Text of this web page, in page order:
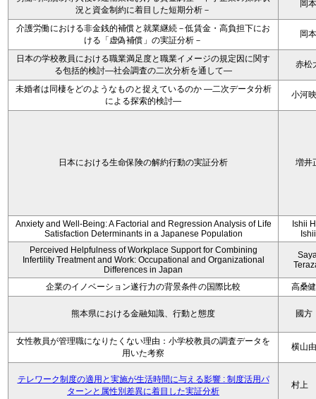
況と資金制約に着目した短期分析－
岡
介護労働における非金銭的補償と就業継続－低賃金・高負担下にお
ける「虚偽補償」の実証分析－
岡
日本の学校教員における職業満足度と職業イメージの規定因に関す
る包括的検討―社会調査の二次分析を通して―
赤松
未婚者は同棲をどのようなものと捉えているのか —二次データ分析
による探索的検討—
小河
日本における生命保険の解約行動の実証分析 増井
Anxiety and Well-Being: A Factorial and Regression Analysis of Life
Satisfaction Determinants in a Japanese Population
Ishii
Perceived Helpfulness of Workplace Support for Combining
Infertility Treatment and Work: Occupational and Organizational
Differences in Japan
企業のイノベーション遂行力の背景条件の国際比較 高桑
熊本県における金融知識、行動と態度 國
女性教員が管理職になりたくない理由：小学校教員の調査データを
用いた考察
横山
テレワーク制度の適用と実施が生活時間に与える影響 : 制度活用パ
ターンと属性別差異に着目した実証分析
村上